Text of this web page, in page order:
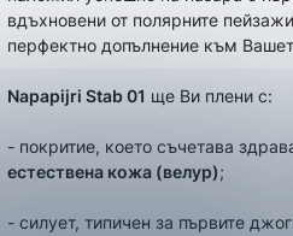
вдъхновени от полярните
перфектно допълнение към
Napapijri Stab 01 ще Ви плени с:
- покритие, което съчетава
естествена кожа (велур);
- силует, типичен за първите